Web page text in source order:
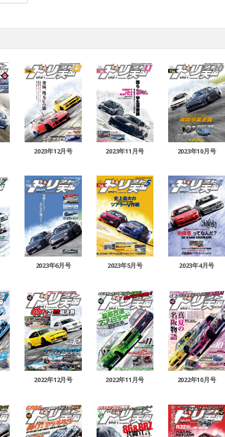
2023年12月号 2023年11月号 2023年10月号
2023年6月号 2023年5月号 2023年4月号
2022年12月号 2022年11月号 2022年10月号